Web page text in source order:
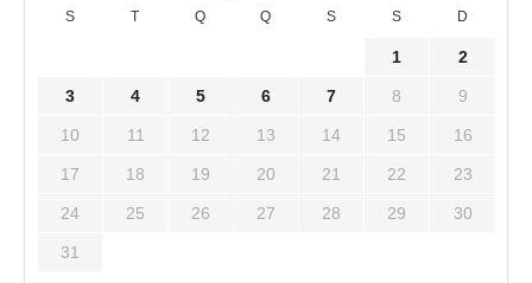
S T Q Q S S D
1 2
3 4 5 6 7 8 9
10 11 12 13 14 15 16
17 18 19 20 21 22 23
24 25 26 27 28 29 30
31